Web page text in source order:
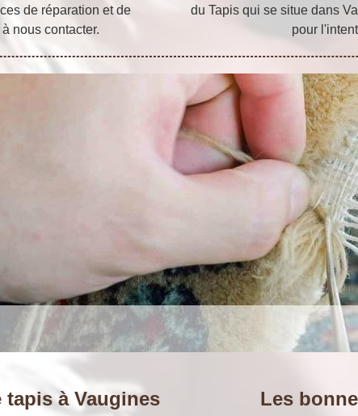
de réparation et de
nous contacter.
du Tapis qui se situe dans
pour
à Vaugines
Les